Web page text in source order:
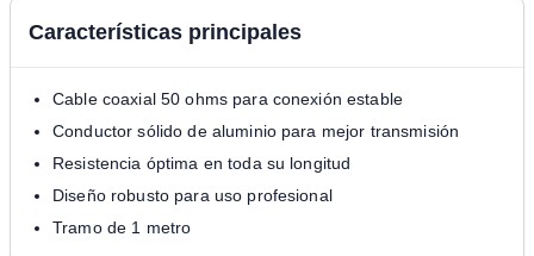
Características principales
Cable coaxial 50 ohms para conexión estable
Conductor sólido de aluminio para mejor transmisión
Resistencia óptima en toda su longitud
Diseño robusto para uso profesional
Tramo de 1 metro